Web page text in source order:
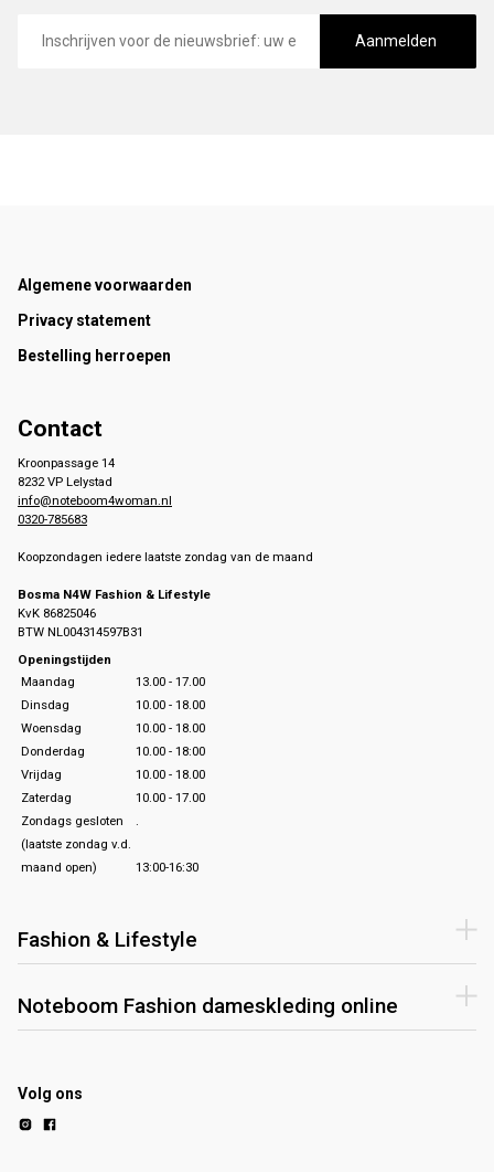
mailadres
Aanmelden
Footer
Algemene voorwaarden
Privacy statement
Bestelling herroepen
Contact
Kroonpassage 14
8232 VP Lelystad
info@noteboom4woman.nl
0320-785683
Koopzondagen iedere laatste zondag van de maand
Bosma N4W Fashion & Lifestyle
KvK 86825046
BTW NL004314597B31
Openingstijden
Maandag
13.00 - 17.00
Dinsdag
10.00 - 18.00
Woensdag
10.00 - 18.00
Donderdag
10.00 - 18:00
Vrijdag
10.00 - 18.00
Zaterdag
10.00 - 17.00
Zondags gesloten
.
(laatste zondag v.d.
maand open)
13:00-16:30
Fashion & Lifestyle
Noteboom Fashion dameskleding online
Volg ons